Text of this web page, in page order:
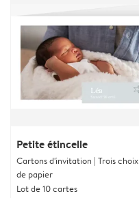
Petite étincelle
Cartons d'invitation | Trois choix
de papier
Lot de 10 cartes